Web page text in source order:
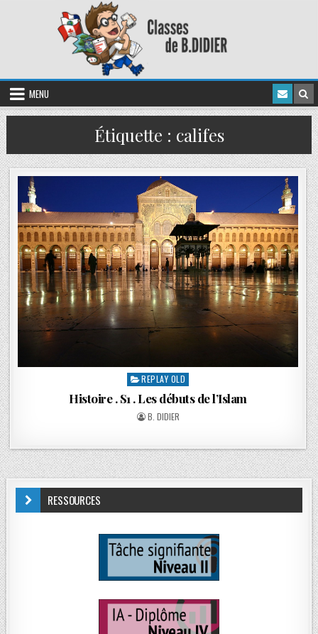
MENU
Étiquette : califes
REPLAY OLD
Histoire . S1 . Les débuts de l’Islam
B. DIDIER
RESSOURCES